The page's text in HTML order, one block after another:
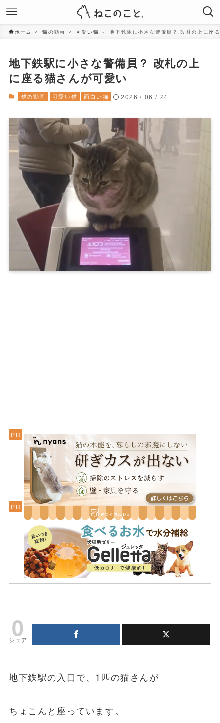
ホーム 猫の動画 可愛い猫 地下鉄駅に小さな警備員？ 改札の上に座
地下鉄駅に小さな警備員？ 改札の上
に座る猫さんが可愛い
猫の動画 可愛い猫 面白い猫 2026 / 06 / 24
0
シェア
地下鉄駅の入口で、1匹の猫さんが
ちょこんと座っています。